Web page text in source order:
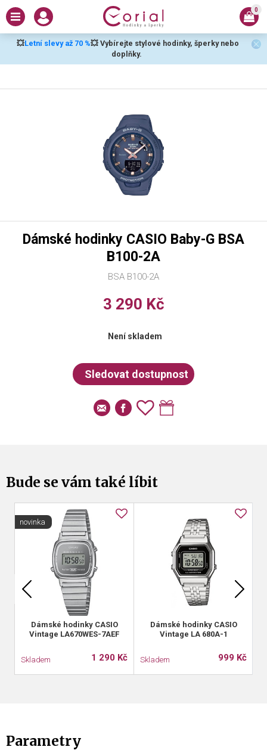
💥Letní slevy až 70 %💥 Vybírejte stylové hodinky, šperky nebo
doplňky.
0
BSA B100-2A
Dámské hodinky CASIO Baby-G BSA
B100-2A
3 290 Kč
Není skladem
Bude se vám také líbit
Dámské hodinky CASIO
Vintage LA670WES-7AEF
novinka
Skladem 1 290 Kč
Dámské hodinky CASIO
Vintage LA 680A-1
Skladem 999 Kč
Parametry